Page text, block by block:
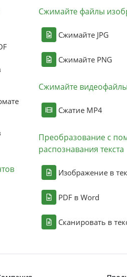
Сжимайте файлы
Сжимайте JPG
Сжимайте PNG
Сжимайте видеофайлы
Сжатие MP4
Преобразование с
распознавания текста
Изображение в
PDF в Word
Сканировать в